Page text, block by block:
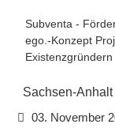
Subventa ‐
ego.-Konzept
Existenzgründern
Sachsen-Anhalt
03. November